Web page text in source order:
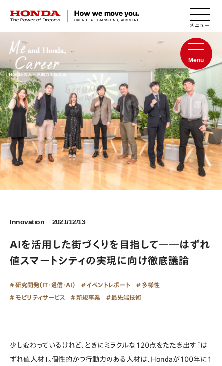
HONDA The Power of Dreams
Menu
Innovation 2021/12/13
AIを活用した街づくりを目指して──はずれ
値スマートシティの実現に向け徹底議論
研究開発（IT・通信・AI） イベントレポート 多様性
モビリティサービス 新規事業 最先端技術
少し変わっているけれど、ときにミラクルな120点をたたき出す「は
ずれ値人材」。個性的かつ行動力のある人材は、Hondaが100年に1